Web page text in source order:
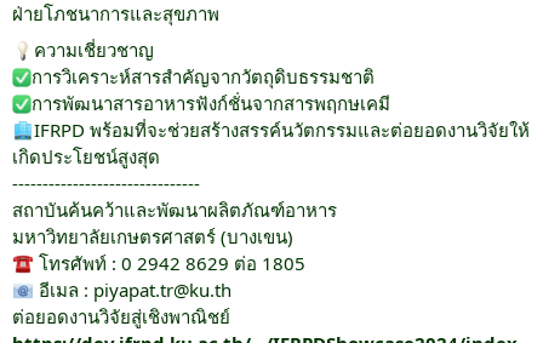
สายตรงผู้บริหาร
ฝ่ายโภชนาการและสุขภาพ
ความเชี่ยวชาญ
การวิเคราะห์สารสำคัญจากวัตถุดิบธรรมชาติ
การพัฒนาสารอาหารฟังก์ชั่นจากสารพฤกษเคมี
IFRPD พร้อมที่จะช่วยสร้างสรรค์นวัตกรรมและต่อยอดงานวิจัยให้
เกิดประโยชน์สูงสุด
-------------------------------
สถาบันค้นคว้าและพัฒนาผลิตภัณฑ์อาหาร
มหาวิทยาลัยเกษตรศาสตร์ (บางเขน)
โทรศัพท์ : 0 2942 8629 ต่อ 1805
อีเมล : piyapat.tr@ku.th
ต่อยอดงานวิจัยสู่เชิงพาณิชย์